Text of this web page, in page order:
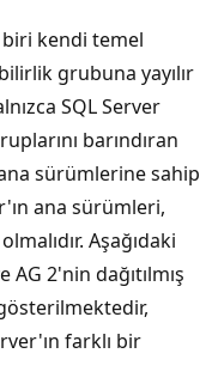
biri kendi temel
grubuna yayılır
SQL Server
barındıran
sürümlerine sahip
ana sürümleri,
Aşağıdaki
2'nin dağıtılmış
farklı bir